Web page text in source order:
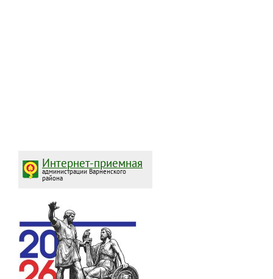
Интернет-приемная
администрации Варненского
района